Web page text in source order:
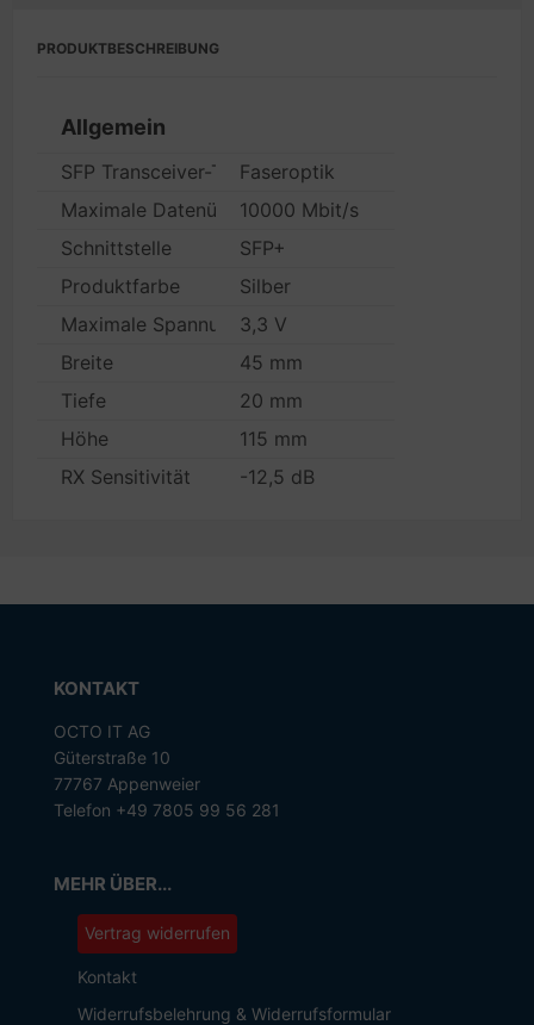
PRODUKTBESCHREIBUNG
Allgemein
SFP Transceiver-TypFaseroptik
Maximale Datenübertragungsrate
10000 Mbit/s
Schnittstelle
SFP+
Produktfarbe
Silber
Maximale Spannung3,3 V
Breite
45 mm
Tiefe
20 mm
Höhe
115 mm
RX Sensitivität
-12,5 dB
KONTAKT
OCTO IT AG
Güterstraße 10
77767 Appenweier
Telefon +49 7805 99 56 281
MEHR ÜBER...
Vertrag widerrufen
Kontakt
Widerrufsbelehrung & Widerrufsformular